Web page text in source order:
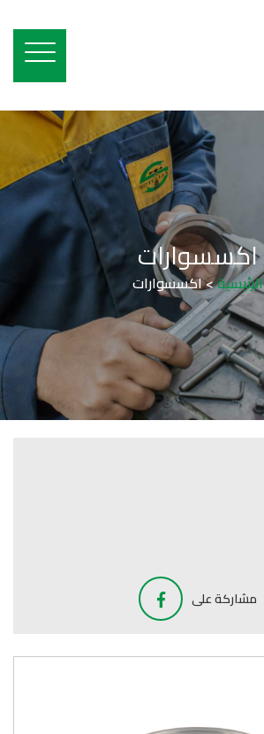
اكسسوارات
الرئيسية>اكسسوارات
مشاركة على